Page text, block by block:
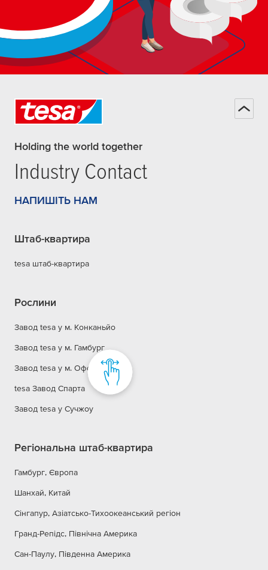
Holding the world together
Industry Contact
НАПИШІТЬ НАМ
Штаб-квартира
tesa штаб-квартира
Рослини
Завод tesa у м. Конканьйо
Завод tesa у м. Гамбург
Завод tesa у м. Оффенбург
tesa Завод Спарта
Завод tesa у Сучжоу
Регіональна штаб-квартира
Гамбург, Європа
Шанхай, Китай
Сінгапур, Азіатсько-Тихоокеанський регіон
Гранд-Репідс, Північна Америка
Сан-Паулу, Південна Америка